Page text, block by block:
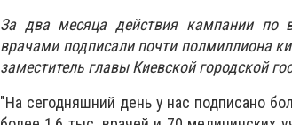
За два месяца действия кампании по
врачами подписали почти полмиллиона
заместитель главы Киевской городской
"На сегодняшний день у нас подписано